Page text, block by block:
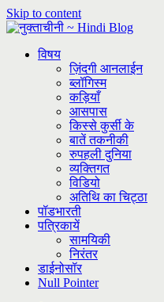
Skip to content
विषय
ज़िंदगी आनलाईन
ब्लॉगिस्म
कड़ियाँ
आसपास
किस्से कुर्सी के
बातें तकनीकी
रुपहली दुनिया
व्यक्तिगत
विडियो
अतिथि का चिट्ठा
पॉडभारती
पत्रिकायें
सामयिकी
निरंतर
डाईनोसॉर
Null Pointer